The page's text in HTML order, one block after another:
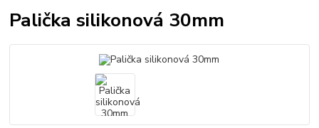
Palička silikonová 30mm